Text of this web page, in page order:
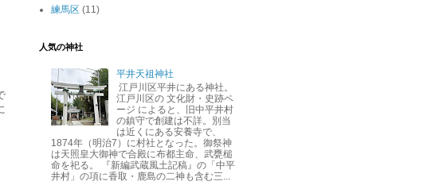
練馬区 (11)
人気の神社
平井天祖神社
江戸川区平井にある神社。
江戸川区の 文化財・史跡ペ
ージ によると、旧中平井村
の鎮守で創建は不詳。別当
は近くにある安養寺で、
1874年（明治7）に村社となった。御祭神
は天照皇大御神で合殿に布都主命、武甕槌
命を祀る。 『新編武蔵風土記稿』の「中平
井村」の項に香取・鹿島の二神も含む三...